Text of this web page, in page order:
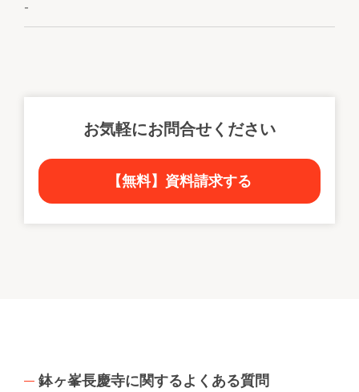
-
お気軽にお問合せください
【無料】資料請求する
鉢ヶ峯長慶寺に関するよくある質問